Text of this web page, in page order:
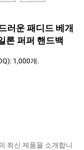
러운 패디드 베개
론 퍼퍼 핸드백
1,000개.
최신 제품을 소개합니